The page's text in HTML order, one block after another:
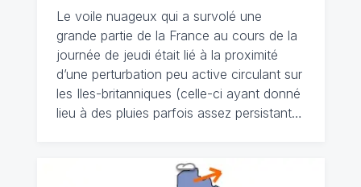
Le voile nuageux qui a survolé une
grande partie de la France au cours de la
journée de jeudi était lié à la proximité
d’une perturbation peu active circulant sur
les Iles-britanniques (celle-ci ayant donné
lieu à des pluies parfois assez persistant…